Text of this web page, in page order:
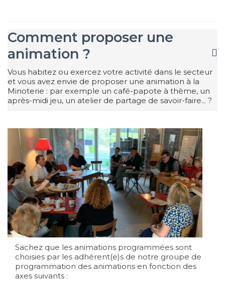
Comment proposer une
animation ?
Vous habitez ou exercez votre activité dans le secteur
et vous avez envie de proposer une animation à la
Minoterie : par exemple un café-papote à thème, un
après-midi jeu, un atelier de partage de savoir-faire... ?
Sachez que les animations programmées sont
choisies par les adhérent(e)s de notre groupe de
programmation des animations en fonction des
axes suivants :